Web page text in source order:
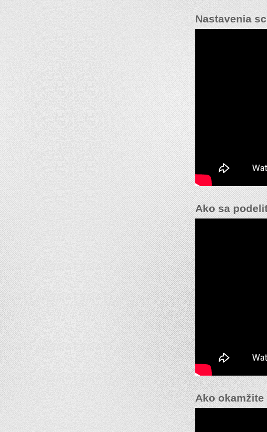
Nastavenia
Ako sa
Ako